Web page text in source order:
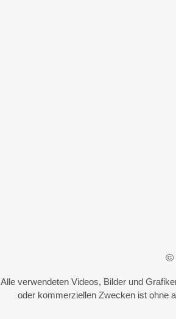
©
Alle verwendeten Videos, Bilder und
oder kommerziellen Zwecken ist ohne